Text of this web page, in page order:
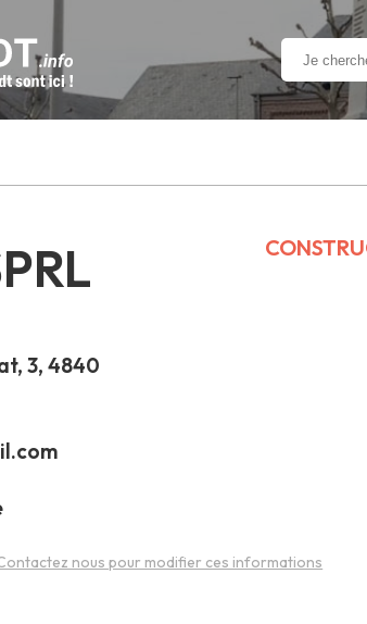
3, 4840
nous pour modifier ces informations